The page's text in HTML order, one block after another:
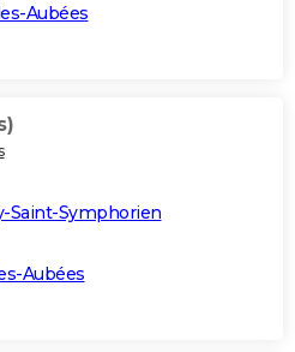
Aubées
Saint-Symphorien
Aubées